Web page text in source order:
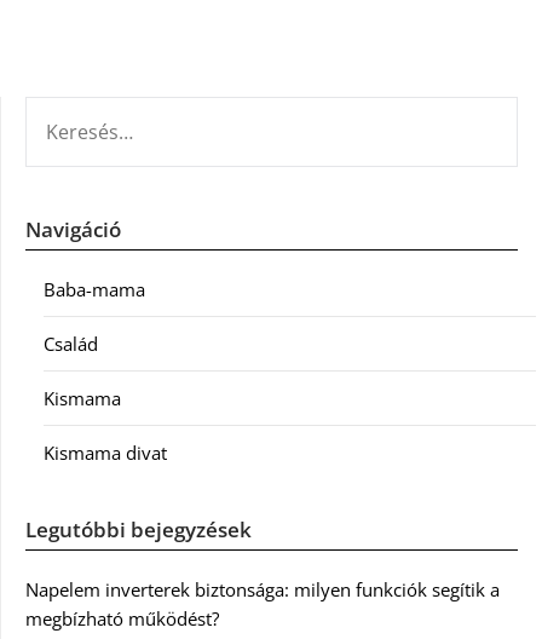
Navigáció
Baba-mama
Család
Kismama
Kismama divat
Legutóbbi bejegyzések
Napelem inverterek biztonsága: milyen funkciók segítik a
megbízható működést?